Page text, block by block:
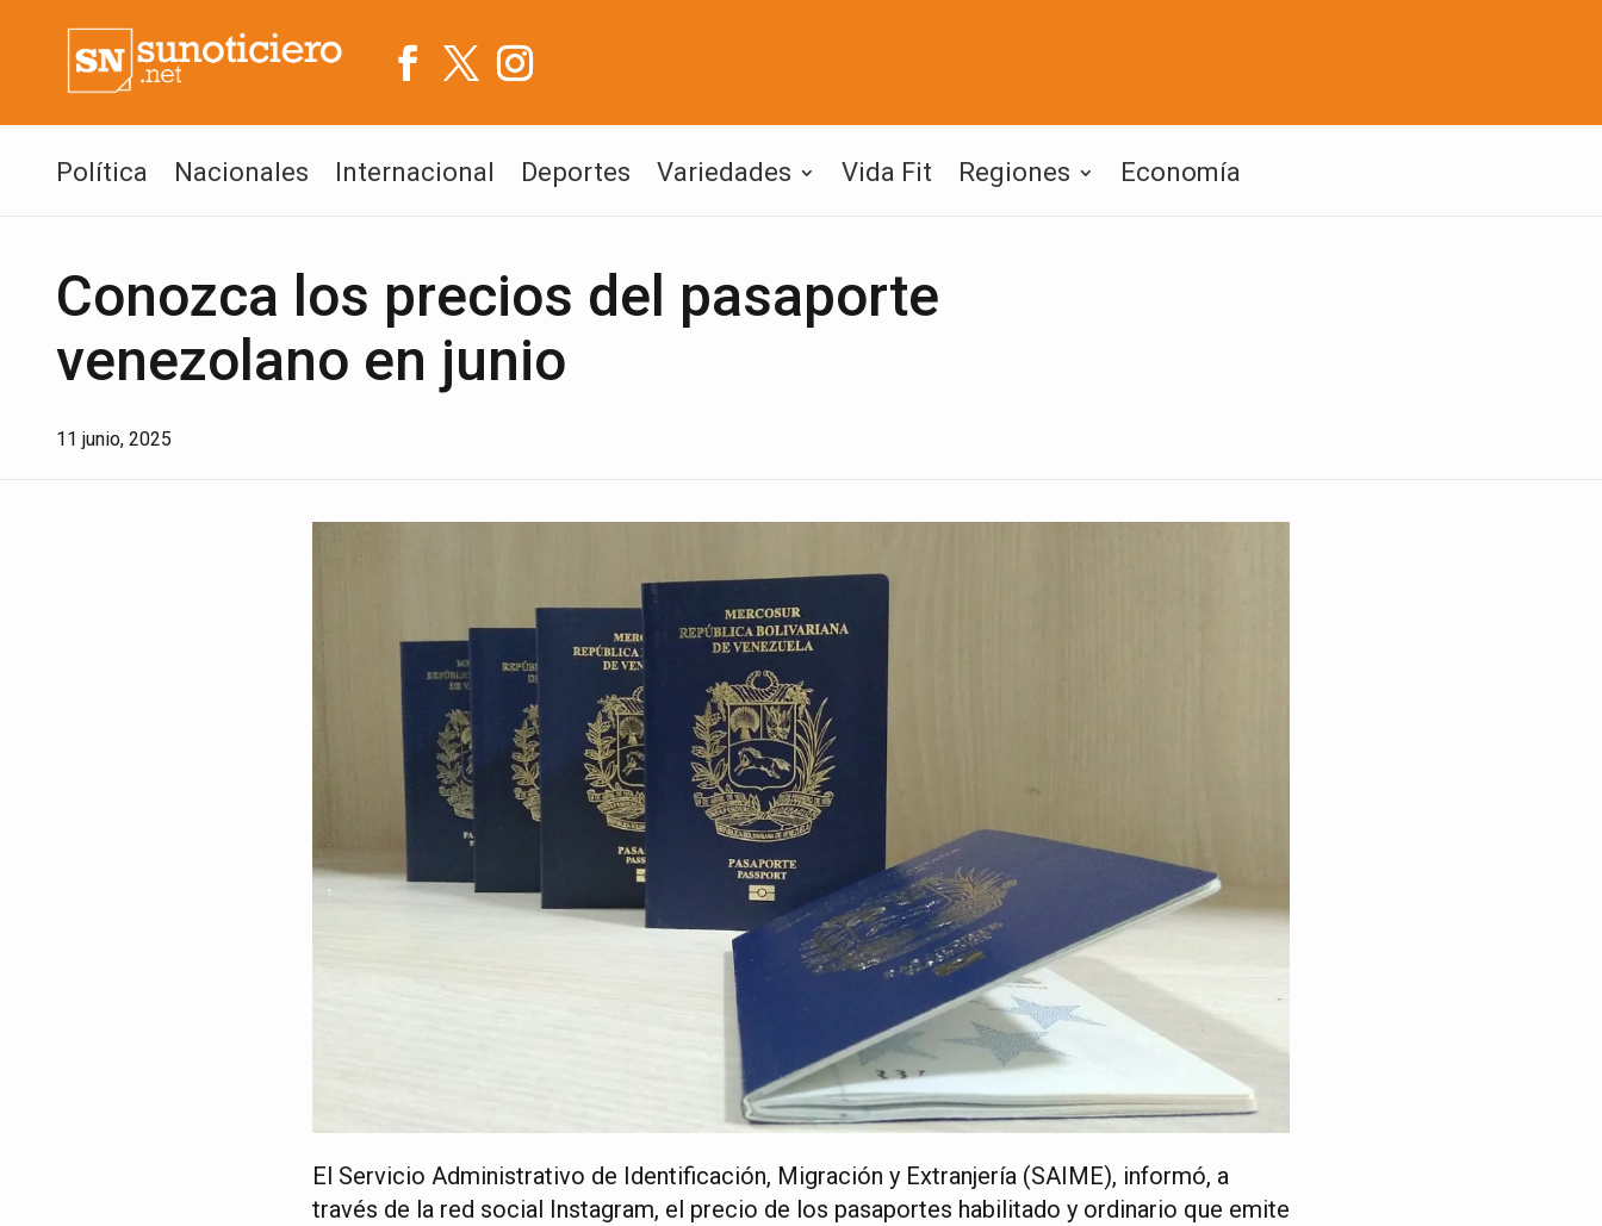
Política Nacionales Internacional Deportes Variedades Vida Fit Regiones Economía
Conozca los precios del pasaporte
venezolano en junio
11 junio, 2025
El Servicio Administrativo de Identificación, Migración y Extranjería (SAIME), informó, a
través de la red social Instagram, el precio de los pasaportes habilitado y ordinario que emite